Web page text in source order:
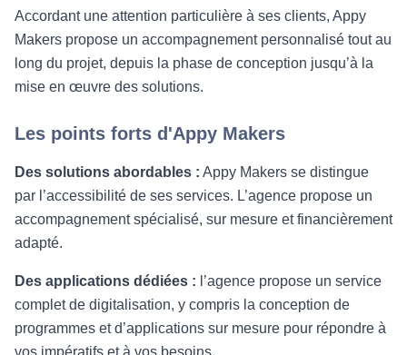
Accordant une attention particulière à ses clients, Appy
Makers propose un accompagnement personnalisé tout au
long du projet, depuis la phase de conception jusqu’à la
mise en œuvre des solutions.
Les points forts d'Appy Makers
Des solutions abordables : Appy Makers se distingue
par l’accessibilité de ses services. L’agence propose un
accompagnement spécialisé, sur mesure et financièrement
adapté.
Des applications dédiées : l’agence propose un service
complet de digitalisation, y compris la conception de
programmes et d’applications sur mesure pour répondre à
vos impératifs et à vos besoins.